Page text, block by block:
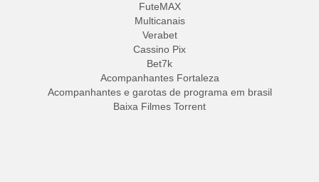
FuteMAX
Multicanais
Verabet
Cassino Pix
Bet7k
Acompanhantes Fortaleza
Acompanhantes e garotas de programa em brasil
Baixa Filmes Torrent